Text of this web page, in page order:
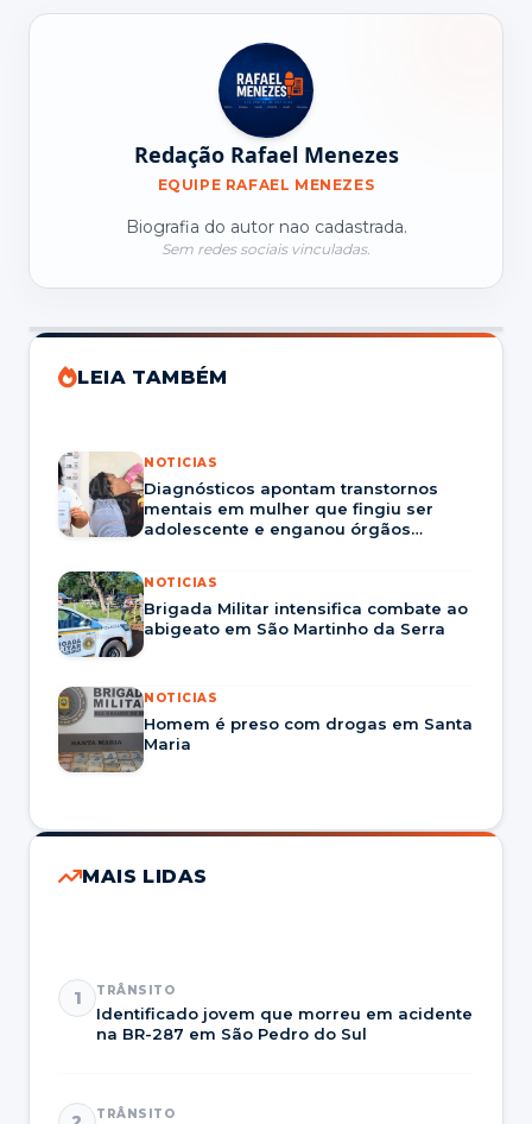
Redação Rafael Menezes
EQUIPE RAFAEL MENEZES
Biografia do autor nao cadastrada.
Sem redes sociais vinculadas.
LEIA TAMBÉM
NOTICIAS
Diagnósticos apontam transtornos
mentais em mulher que fingiu ser
adolescente e enganou órgãos
NOTICIAS
Brigada Militar intensifica combate ao
abigeato em São Martinho da Serra
NOTICIAS
Homem é preso com drogas em Santa
Maria
MAIS LIDAS
1 TRÂNSITO
Identificado jovem que morreu em acidente
na BR-287 em São Pedro do Sul
TRÂNSITO